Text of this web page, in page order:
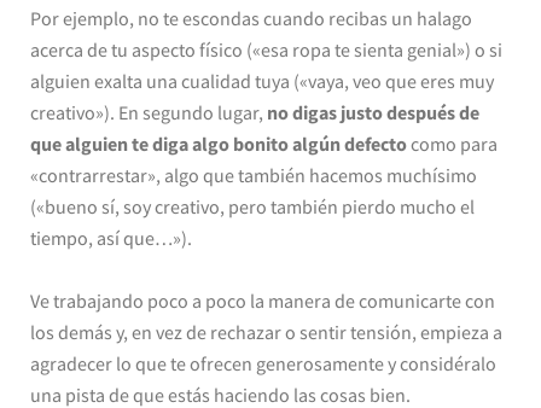
Por ejemplo, no te escondas cuando recibas un halago
acerca de tu aspecto físico («esa ropa te sienta genial») o si
alguien exalta una cualidad tuya («vaya, veo que eres muy
creativo»). En segundo lugar, no digas justo después de
que alguien te diga algo bonito algún defectocomo para
«contrarrestar», algo que también hacemos muchísimo
(«bueno sí, soy creativo, pero también pierdo mucho el
tiempo, así que…»).
Ve trabajando poco a poco la manera de comunicarte con
los demás y, en vez de rechazar o sentir tensión, empieza a
agradecer lo que te ofrecen generosamente y considéralo
una pista de que estás haciendo las cosas bien.